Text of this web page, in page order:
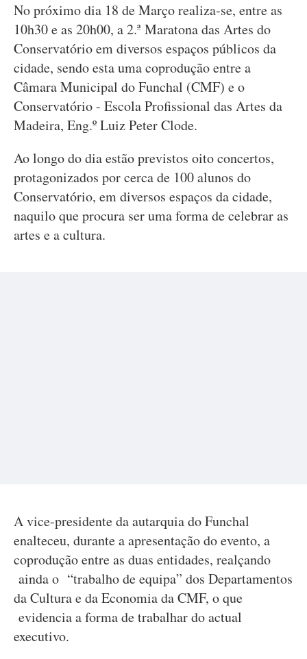
No próximo dia 18 de Março realiza-se, entre as
10h30 e as 20h00, a 2.ª Maratona das Artes do
Conservatório em diversos espaços públicos da
cidade, sendo esta uma coprodução entre a
Câmara Municipal do Funchal (CMF) e o
Conservatório - Escola Profissional das Artes da
Madeira, Eng.º Luiz Peter Clode.
Ao longo do dia estão previstos oito concertos,
protagonizados por cerca de 100 alunos do
Conservatório, em diversos espaços da cidade,
naquilo que procura ser uma forma de celebrar as
artes e a cultura.
A vice-presidente da autarquia do Funchal
enalteceu, durante a apresentação do evento, a
coprodução entre as duas entidades, realçando
ainda o “trabalho de equipa” dos Departamentos
da Cultura e da Economia da CMF, o que
evidencia a forma de trabalhar do actual
executivo.